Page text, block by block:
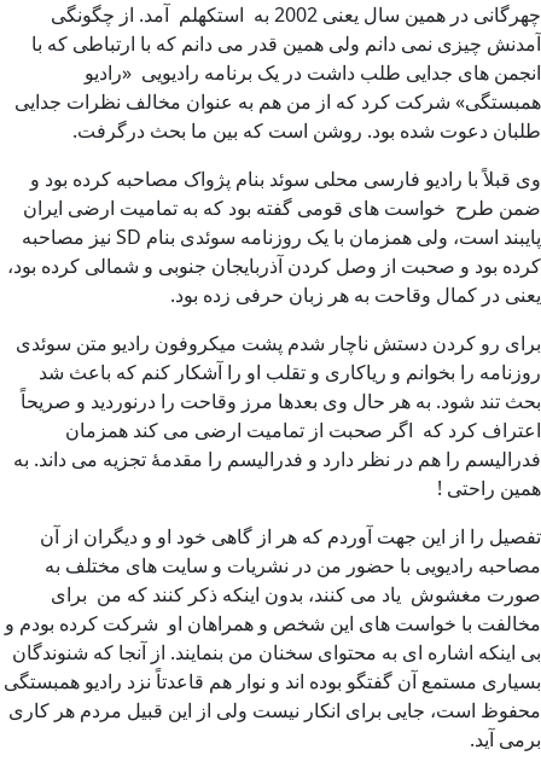
چهرگانی در همین سال یعنی 2002 به استکهلم آمد. از چگونگی
آمدنش چیزی نمی دانم ولی همین قدر می دانم که با ارتباطی که با
انجمن های جدایی طلب داشت در یک برنامه رادیویی «رادیو
همبستگی» شرکت کرد که از من هم به عنوان مخالف نظرات جدایی
طلبان دعوت شده بود. روشن است که بین ما بحث درگرفت.
وی قبلاً با رادیو فارسی محلی سوئد بنام پژواک مصاحبه کرده بود و
ضمن طرح خواست های قومی گفته بود که به تمامیت ارضی ایران
پایبند است، ولی همزمان با یک روزنامه سوئدی بنام SD نیز مصاحبه
کرده بود و صحبت از وصل کردن آذربایجان جنوبی و شمالی کرده بود،
یعنی در کمال وقاحت به هر زبان حرفی زده بود.
برای رو کردن دستش ناچار شدم پشت میکروفون رادیو متن سوئدی
روزنامه را بخوانم و ریاکاری و تقلب او را آشکار کنم که باعث شد
بحث تند شود. به هر حال وی بعدها مرز وقاحت را درنوردید و صریحاً
اعتراف کرد که اگر صحبت از تمامیت ارضی می کند همزمان
فدرالیسم را هم در نظر دارد و فدرالیسم را مقدمۀ تجزیه می داند. به
همین راحتی !
تفصیل را از این جهت آوردم که هر از گاهی خود او و دیگران از آن
مصاحبه رادیویی با حضور من در نشریات و سایت های مختلف به
صورت مغشوش یاد می کنند، بدون اینکه ذکر کنند که من برای
مخالفت با خواست های این شخص و همراهان او شرکت کرده بودم و
بی اینکه اشاره ای به محتوای سخنان من بنمایند. از آنجا که شنوندگان
بسیاری مستمع آن گفتگو بوده اند و نوار هم قاعدتاً نزد رادیو همبستگی
محفوظ است، جایی برای انکار نیست ولی از این قبیل مردم هر کاری
برمی آید.